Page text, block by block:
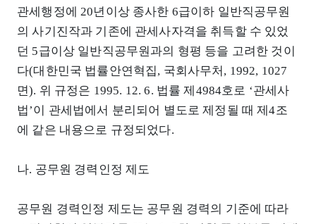
관세행정에 20년이상 종사한 6급이하 일반직공무원
의 사기진작과 기존에 관세사자격을 취득할 수 있었
던 5급이상 일반직공무원과의 형평 등을 고려한 것이
다(대한민국 법률안연혁집, 국회사무처, 1992, 1027
면). 위 규정은 1995. 12. 6. 법률 제4984호로 ‘관세사
법’이 관세법에서 분리되어 별도로 제정될 때 제4조
에 같은 내용으로 규정되었다.
나. 공무원 경력인정 제도
공무원 경력인정 제도는 공무원 경력의 기준에 따라